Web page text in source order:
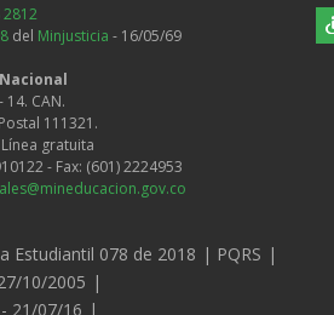
2812
del Minjusticia - 16/05/69
14. CAN.
111321.
gratuita
- Fax: (601) 2224953
Estudiantil 078 de 2018
PQRS
10/2005
21/07/16